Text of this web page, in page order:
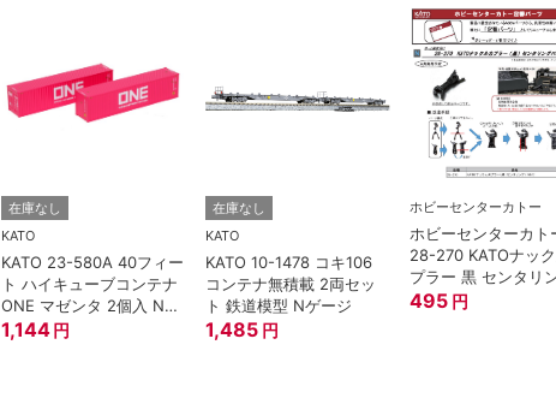
在庫なし
KATO
KATO 23-580A 40フィー
ト ハイキューブコンテナ
ONE マゼンタ 2個入 Nゲ
ージ
1,144 円
在庫なし
KATO
KATO 10-1478 コキ106
コンテナ無積載 2両セッ
ト 鉄道模型 Nゲージ
1,485 円
ホビーセンターカトー
ホビーセンターカト
28-270 KATOナッ
プラー 黒 センタリ
ネ付 (10個入り） N
495 円